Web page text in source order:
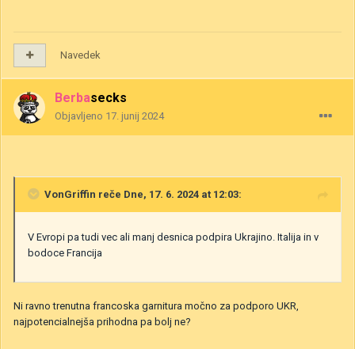
Navedek
Berbasecks
Objavljeno 17. junij 2024
VonGriffin reče Dne, 17. 6. 2024 at 12:03:
V Evropi pa tudi vec ali manj desnica podpira Ukrajino. Italija in v
bodoce Francija
Ni ravno trenutna francoska garnitura močno za podporo UKR,
najpotencialnejša prihodna pa bolj ne?